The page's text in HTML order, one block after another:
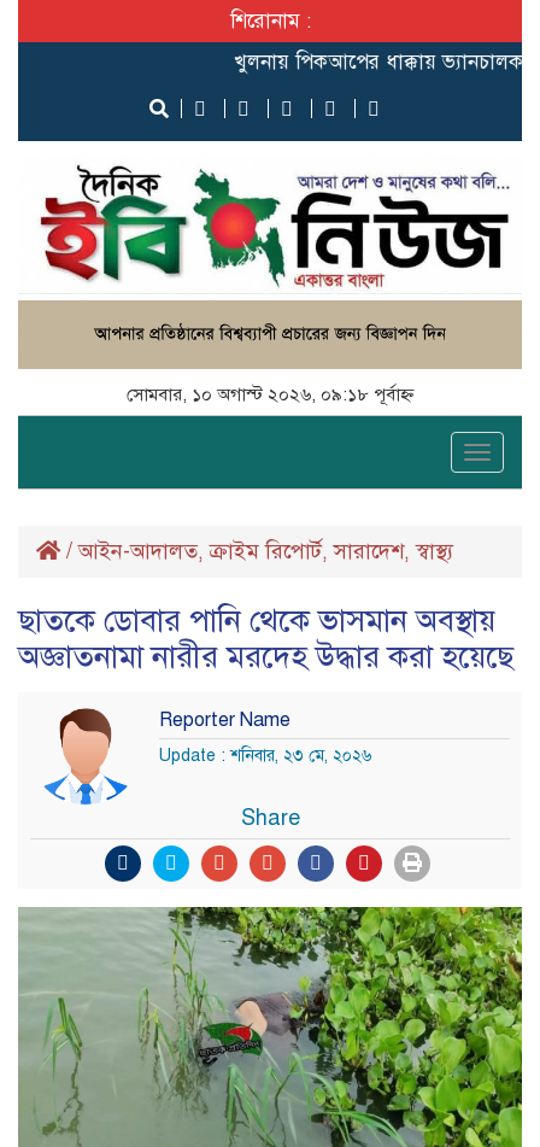
শিরোনাম :
খুলনায় পিকআপের ধাক্কায় ভ্যানচালক
সোমবার, ১০ অগাস্ট ২০২৬, ০৯:১৮ পূর্বাহ্ন
Toggle
/আইন-আদালত,ক্রাইম রিপোর্ট,সারাদেশ,স্বাস্থ্য
ছাতকে ডোবার পানি থেকে ভাসমান অবস্থায়
অজ্ঞাতনামা নারীর মরদেহ উদ্ধার করা হয়েছে
Reporter Name
Update : শনিবার, ২৩ মে, ২০২৬
Share